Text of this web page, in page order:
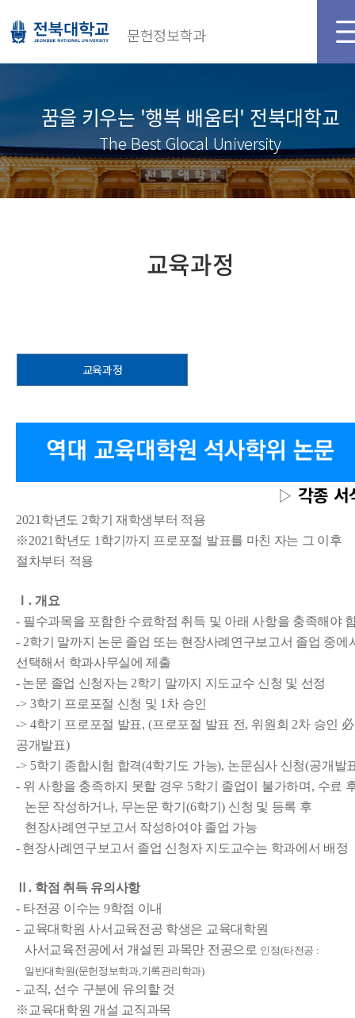
문헌정보학과
꿈을 키우는 '행복 배움터' 전북대학교
The Best Glocal University
교육과정
교육과정
▷ 각종 서
2021 학년도 2학기 재학생부터 적용
※2021 학년도 1 학기까지 프로포절 발표를 마친 자는 그 이후
절차부터 적용
. 개요
- 필수과목을 포함한 수료학점 취득 및 아래 사항을 충족해야
- 2학기 말까지 논문 졸업 또는 현장사례연구보고서 졸업 중에
선택해서 학과사무실에 제출
- 논문 졸업 신청자는 2학기 말까지 지도교수 신청 및 선정
-> 3학기 프로포절 신청 및 1 차 승인
-> 4학기 프로포절 발표, (프로포절 발표 전, 위원회 2차 승인 必
공개발표)
-> 5학기 종합시험 합격(4학기도 가능), 논문심사 신청(공개발
- 위 사항을 충족하지 못할 경우 5학기 졸업이 불가하며 , 수료
논문 작성하거나, 무논문 학기 (6학기) 신청 및 등록 후
현장사례연구보고서 작성하여야 졸업 가능
- 현장사례연구보고서 졸업 신청자 지도교수는 학과에서 배정
. 학점 취득 유의사항
- 타전공 이수는 9학점 이내
- 교육대학원 사서교육전공 학생은 교육대학원
사서교육전공에서 개설된 과목만 전공으로 인정(타전공 :
일반대학원(문헌정보학과,기록관리학과)
- 교직, 선수 구분에 유의할 것
※ 교육대학원 개설 교직과목